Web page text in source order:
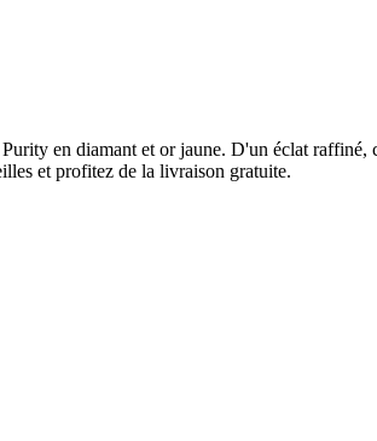
en diamant et or jaune. D'un éclat
et profitez de la livraison gratuite.